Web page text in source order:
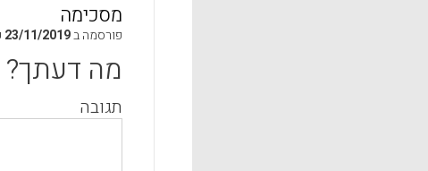
מסכימה
פורסמה ב23/11/2019
מה דעתך?
תגובה